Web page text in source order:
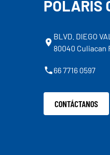
POLARIS
BLVD. DIEGO
80040 Culiacan
66 7716 0597
CONTÁCTANOS